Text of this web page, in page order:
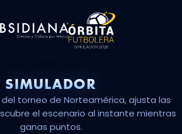
SIMULADOR
torneo de Norteamérica, ajusta las
el escenario al instante mientras
ganas puntos.